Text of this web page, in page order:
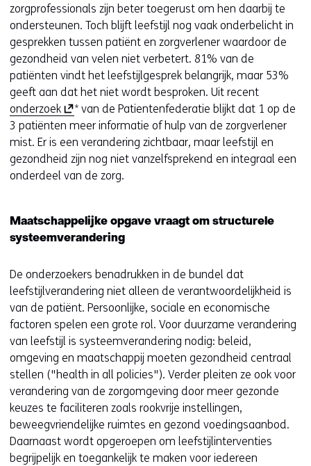
zorgprofessionals zijn beter toegerust om hen daarbij te
ondersteunen. Toch blijft leefstijl nog vaak onderbelicht in
gesprekken tussen patiënt en zorgverlener waardoor de
gezondheid van velen niet verbetert. 81% van de
patiënten vindt het leefstijlgesprek belangrijk, maar 53%
geeft aan dat het niet wordt besproken. Uit recent
onderzoek(
o
p
e
n
n
n
e
u
w
v
e
n
s
t
e
r
)
(
* van de Patientenfederatie blijkt dat 1 op de
3 patiënten meer informatie of hulp van de zorgverlener
mist. Er is een verandering zichtbaar, maar leefstijl en
gezondheid zijn nog niet vanzelfsprekend en integraal een
onderdeel van de zorg.
Maatschappelijke opgave vraagt om structurele
systeemverandering
De onderzoekers benadrukken in de bundel dat
leefstijlverandering niet alleen de verantwoordelijkheid is
van de patiënt. Persoonlijke, sociale en economische
factoren spelen een grote rol. Voor duurzame verandering
van leefstijl is systeemverandering nodig: beleid,
omgeving en maatschappij moeten gezondheid centraal
stellen ("health in all policies"). Verder pleiten ze ook voor
verandering van de zorgomgeving door meer gezonde
keuzes te faciliteren zoals rookvrije instellingen,
beweegvriendelijke ruimtes en gezond voedingsaanbod.
Daarnaast wordt opgeroepen om leefstijlinterventies
begrijpelijk en toegankelijk te maken voor iedereen